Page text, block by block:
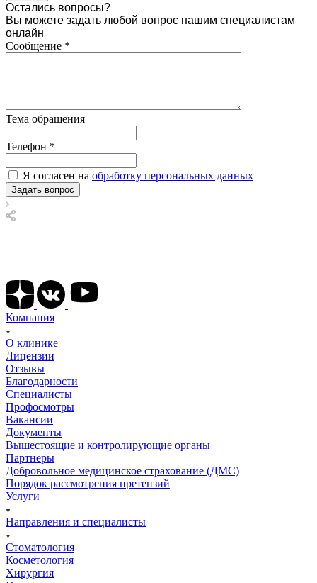
Остались вопросы?
Вы можете задать любой вопрос нашим специалистам
онлайн
Сообщение *
Тема обращения
Телефон *
Я согласен на обработку персональных данных
Компания
О клинике
Лицензии
Отзывы
Благодарности
Специалисты
Профосмотры
Вакансии
Документы
Вышестоящие и контролирующие органы
Партнеры
Добровольное медицинское страхование (ДМС)
Порядок рассмотрения претензий
Услуги
Направления и специалисты
Стоматология
Косметология
Хирургия